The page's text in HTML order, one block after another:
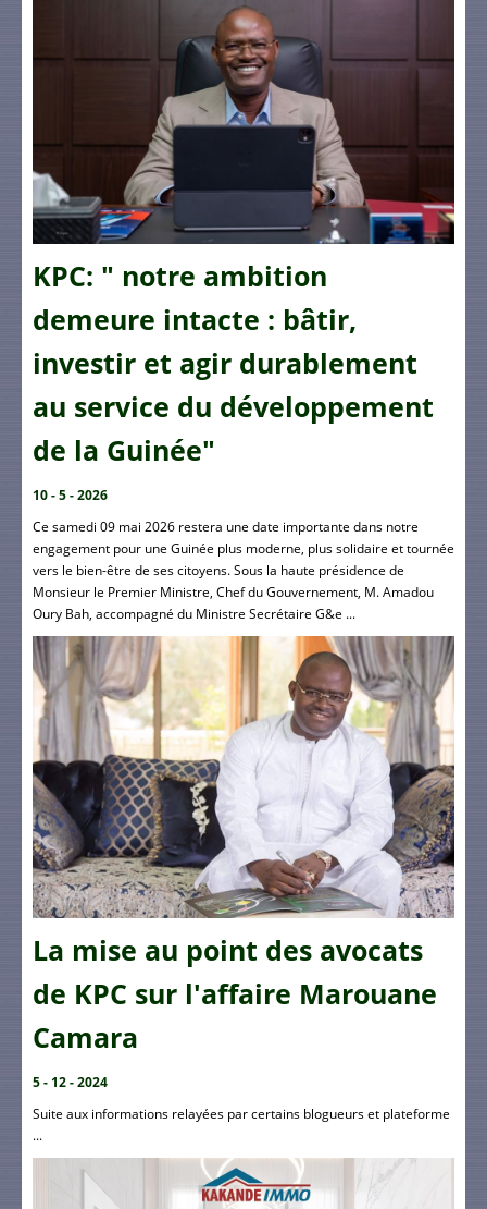
KPC: " notre ambition
demeure intacte : bâtir,
investir et agir durablement
au service du développement
de la Guinée"
10 - 5 - 2026
Ce samedi 09 mai 2026 restera une date importante dans notre
engagement pour une Guinée plus moderne, plus solidaire et tournée
vers le bien-être de ses citoyens. Sous la haute présidence de
Monsieur le Premier Ministre, Chef du Gouvernement, M. Amadou
Oury Bah, accompagné du Ministre Secrétaire G&e ...
La mise au point des avocats
de KPC sur l'affaire Marouane
Camara
5 - 12 - 2024
Suite aux informations relayées par certains blogueurs et plateforme
...